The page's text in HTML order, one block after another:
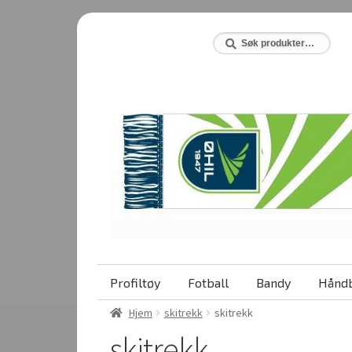
Søk
etter:
Søk
Profiltøy Fotball Bandy
Hjem skitrekk skitrekk